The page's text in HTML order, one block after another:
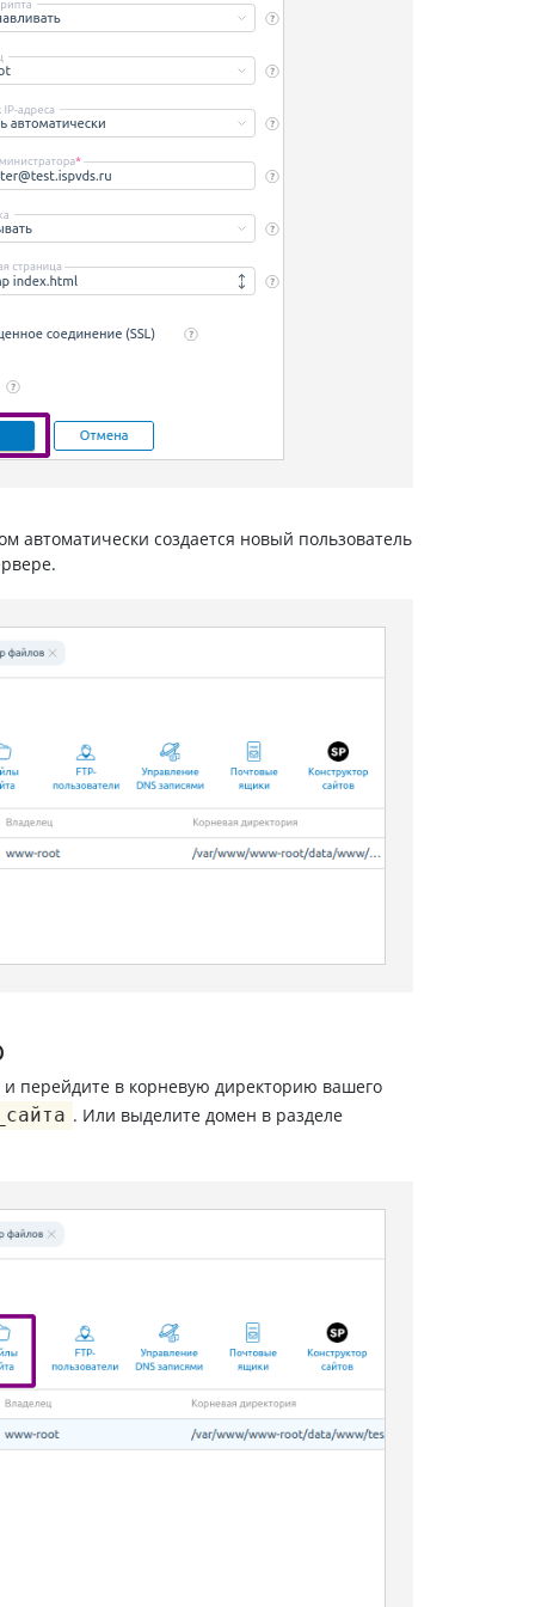
автоматически создается новый пользователь
и перейдите в корневую директорию вашего
. Или выделите домен в разделе